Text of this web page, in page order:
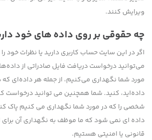
ویرایش کنند.
چه حقوقی بر روی داده های خود
اگر در این سایت حساب کاربری دارید یا نظرات خود
می‌توانید درخواست دریافت فایل صادراتی از
مورد شما نگهداری می‌کنیم، از جمله هر داده‌ای که
داده‌اید، کنید. شما همچنین می توانید درخواست
شخصی را که در مورد شما نگهداری می کنیم پاک
داده ای نمی شود که ما موظف به نگهداری آن برای
قانونی یا امنیتی هستیم.